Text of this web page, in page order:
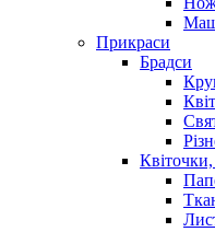
Прикраси
Брадси